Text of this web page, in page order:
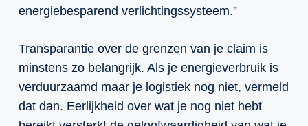
energiebesparend verlichtingssysteem.”
Transparantie over de grenzen van je claim is
minstens zo belangrijk. Als je energieverbruik is
verduurzaamd maar je logistiek nog niet, vermeld
dat dan. Eerlijkheid over wat je nog niet hebt